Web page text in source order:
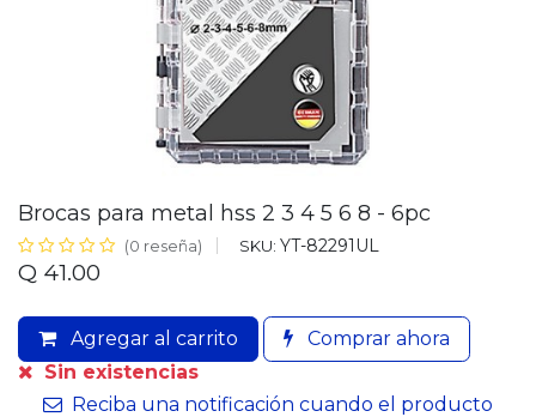
Brocas para metal hss 2 3 4 5 6 8 - 6pc
(0 reseña) SKU: YT-82291UL
Q 41.00
Agregar al carrito
Comprar ahora
Sin existencias
Reciba una notificación cuando el producto